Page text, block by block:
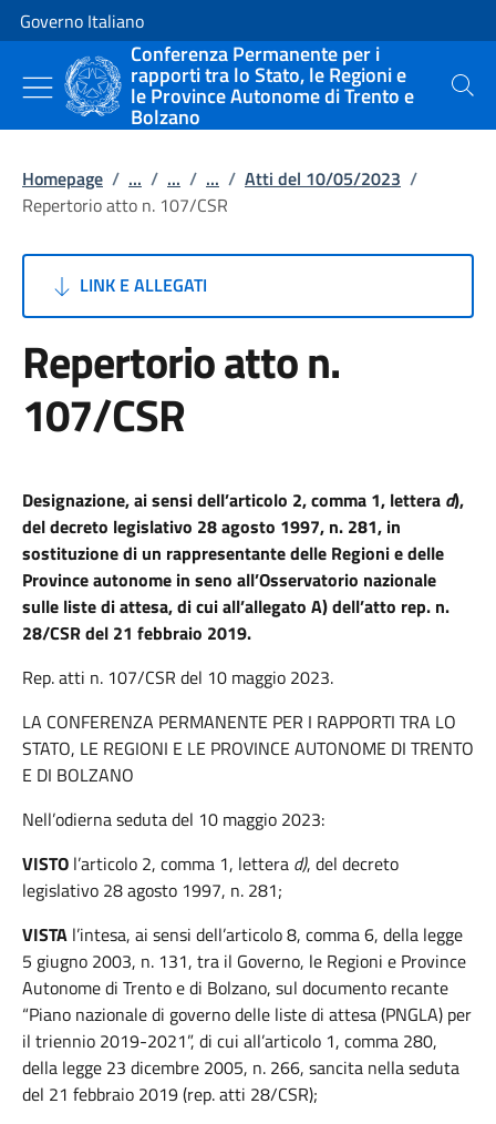
Vai al contenuto
Vai alla navigazione del sito
Governo Italiano
Conferenza Permanente per i
rapporti tra lo Stato, le Regioni e
le Province Autonome di Trento e
Bolzano
Cerca
Homepage / ... / ... / ... / Atti del 10/05/2023 /
Repertorio atto n. 107/CSR
LINK E ALLEGATI
Repertorio atto n.
107/CSR
Designazione, ai sensi dell’articolo 2, comma 1, lettera d),
del decreto legislativo 28 agosto 1997, n. 281, in
sostituzione di un rappresentante delle Regioni e delle
Province autonome in seno all’Osservatorio nazionale
sulle liste di attesa, di cui all’allegato A) dell’atto rep. n.
28/CSR del 21 febbraio 2019.
Rep. atti n. 107/CSR del 10 maggio 2023.
LA CONFERENZA PERMANENTE PER I RAPPORTI TRA LO
STATO, LE REGIONI E LE PROVINCE AUTONOME DI TRENTO
E DI BOLZANO
Nell’odierna seduta del 10 maggio 2023:
VISTO l’articolo 2, comma 1, lettera d), del decreto
legislativo 28 agosto 1997, n. 281;
VISTA l’intesa, ai sensi dell’articolo 8, comma 6, della legge
5 giugno 2003, n. 131, tra il Governo, le Regioni e Province
Autonome di Trento e di Bolzano, sul documento recante
“Piano nazionale di governo delle liste di attesa (PNGLA) per
il triennio 2019-2021”, di cui all’articolo 1, comma 280,
della legge 23 dicembre 2005, n. 266, sancita nella seduta
del 21 febbraio 2019 (rep. atti 28/CSR);